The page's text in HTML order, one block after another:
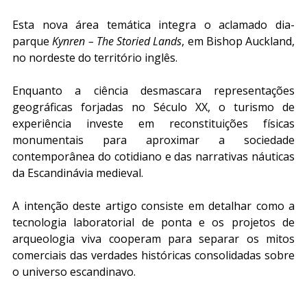
Esta nova área temática integra o aclamado dia-
parque Kynren – The Storied Lands, em Bishop Auckland,
no nordeste do território inglês.
Enquanto a ciência desmascara representações
geográficas forjadas no Século XX, o turismo de
experiência investe em reconstituições físicas
monumentais para aproximar a sociedade
contemporânea do cotidiano e das narrativas náuticas
da Escandinávia medieval.
A intenção deste artigo consiste em detalhar como a
tecnologia laboratorial de ponta e os projetos de
arqueologia viva cooperam para separar os mitos
comerciais das verdades históricas consolidadas sobre
o universo escandinavo.